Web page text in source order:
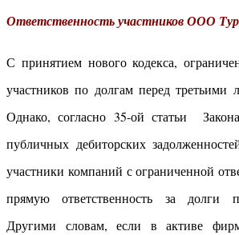
Ответственность участников ООО
С принятием нового кодекса,
участников по долгам перед третьими
Однако, согласно 35-ой статьи
публичных дебиторских
участники компаний с ограниченной
прямую ответственность за долги
Другими словам, если в активе